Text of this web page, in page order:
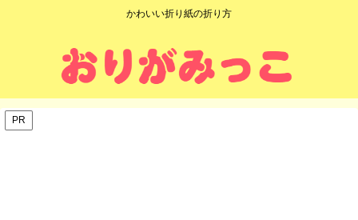
かわいい折り紙の折り方
PR